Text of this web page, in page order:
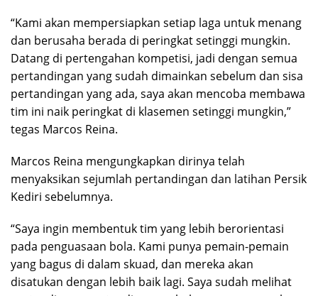
“Kami akan mempersiapkan setiap laga untuk menang
dan berusaha berada di peringkat setinggi mungkin.
Datang di pertengahan kompetisi, jadi dengan semua
pertandingan yang sudah dimainkan sebelum dan sisa
pertandingan yang ada, saya akan mencoba membawa
tim ini naik peringkat di klasemen setinggi mungkin,”
tegas Marcos Reina.
Marcos Reina mengungkapkan dirinya telah
menyaksikan sejumlah pertandingan dan latihan Persik
Kediri sebelumnya.
“Saya ingin membentuk tim yang lebih berorientasi
pada penguasaan bola. Kami punya pemain-pemain
yang bagus di dalam skuad, dan mereka akan
disatukan dengan lebih baik lagi. Saya sudah melihat